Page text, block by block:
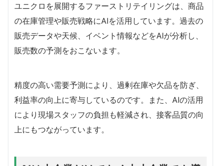
ユニクロを展開するファーストリテイリングは、商品
の在庫管理や販売戦略にAIを活用しています。過去の
販売データや天候、イベント情報などをAIが分析し、
販売数の予測をおこないます。
精度の高い需要予測により、過剰在庫や欠品を防ぎ、
利益率の向上に寄与しているのです。また、AIの活用
により現場スタッフの負担も軽減され、接客品質の向
上にもつながっています。